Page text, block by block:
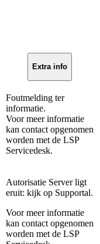
Extra info
Foutmelding ter
informatie.
Voor meer informatie
kan contact opgenomen
worden met de LSP
Servicedesk.
Autorisatie Server ligt
eruit: kijk op Supportal.
Voor meer informatie
kan contact opgenomen
worden met de LSP